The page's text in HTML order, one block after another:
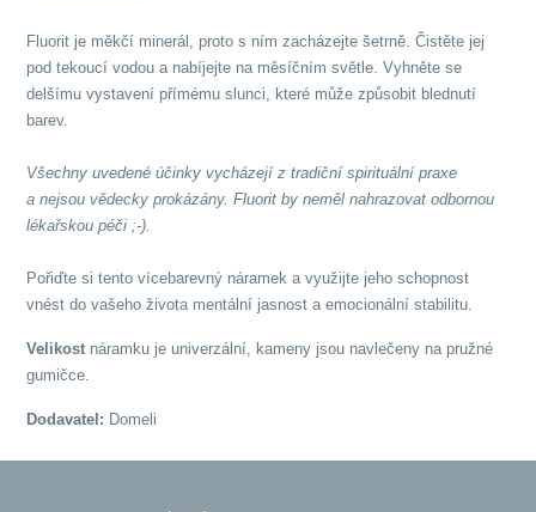
Fluorit je měkčí minerál, proto s ním zacházejte šetrně. Čistěte jej
pod tekoucí vodou a nabíjejte na měsíčním světle. Vyhněte se
delšímu vystavení přímému slunci, které může způsobit blednutí
barev.
Všechny uvedené účinky vycházejí z tradiční spirituální praxe
a nejsou vědecky prokázány. Fluorit by neměl nahrazovat odbornou
lékařskou péči ;-).
Pořiďte si tento vícebarevný náramek a využijte jeho schopnost
vnést do vašeho života mentální jasnost a emocionální stabilitu.
Velikost náramku je univerzální, kameny jsou navlečeny na pružné
gumičce.
Dodavatel: Domeli